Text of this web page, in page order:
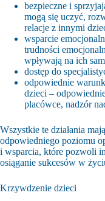
bezpieczne i
mogą się uczyć,
relacje z innymi
wsparcie
trudności
wpływają na ich
dostęp do
odpowiednie
dzieci –
placówce, nadzór
Wszystkie te działania
odpowiedniego poziomu
i wsparcia, które pozwoli
osiąganie sukcesów w
Krzywdzenie dzieci